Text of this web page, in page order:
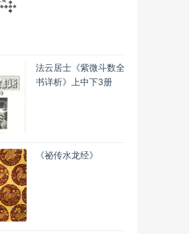
法云居士《紫微斗数全
书详析》上中下3册
《祕传水龙经》